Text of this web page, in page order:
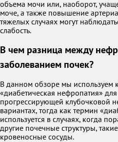
объема мочи или, наоборот,
моче, а также повышение
тяжелых случаях могут
слабость.
В чем разница между
заболеванием почек?
В данном обзоре мы используем
«диабетическая нефропатия»
прогрессирующей клубочковой
вариантах, тогда как термин
используется в случаях, когда
другие почечные структуры,
кровеносные сосуды.